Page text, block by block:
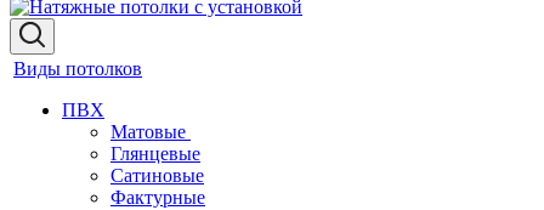
Виды потолков
ПВХ
Матовые
Глянцевые
Сатиновые
Фактурные